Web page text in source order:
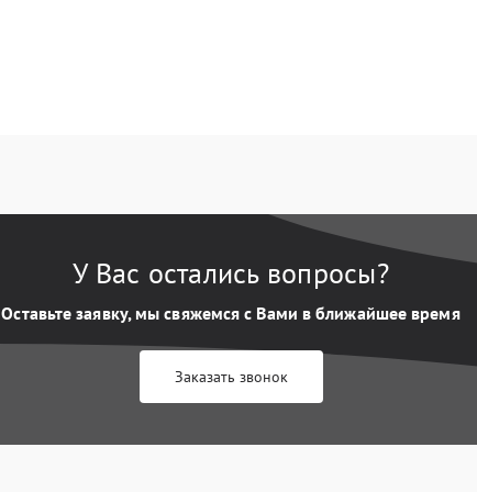
У Вас остались вопросы?
Оставьте заявку, мы свяжемся с Вами в ближайшее время
Заказать звонок